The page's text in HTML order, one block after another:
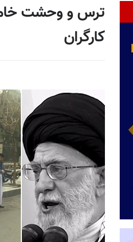
ترس و وحشت
کارگران